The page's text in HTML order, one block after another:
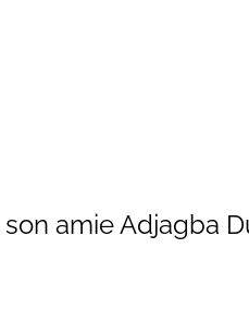
amie Adjagba